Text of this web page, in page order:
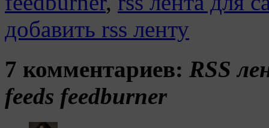
добавить rss ленту
7 комментариев: RSS
feeds feedburner